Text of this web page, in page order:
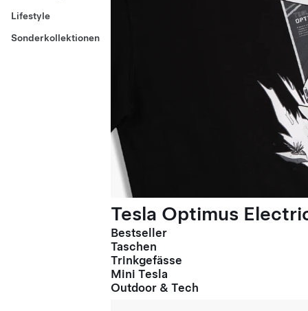
Lifestyle
Sonderkollektionen
Tesla Optimus
Bestseller
Taschen
Trinkgefässe
Mini Tesla
Outdoor & Tech